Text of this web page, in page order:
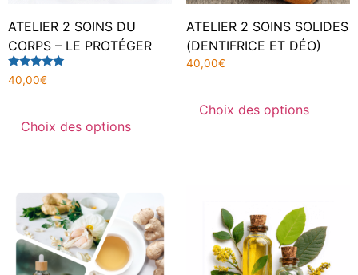
ATELIER 2 SOINS DU
CORPS – LE PROTÉGER
Note
5.00
40,00€
Choix des options
ATELIER 2 SOINS SOLIDES
(DENTIFRICE ET DÉO)
40,00€
Choix des options